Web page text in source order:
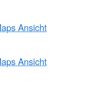
Ansicht
Ansicht